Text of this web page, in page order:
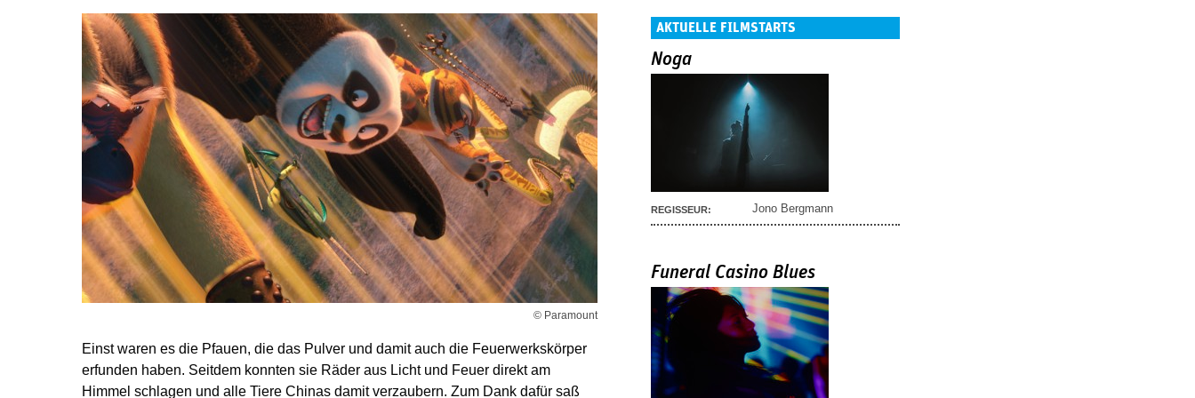
© Paramount
Einst waren es die Pfauen, die das Pulver und damit auch die Feuerwerkskörper
erfunden haben. Seitdem konnten sie Räder aus Licht und Feuer direkt am
Himmel schlagen und alle Tiere Chinas damit verzaubern. Zum Dank dafür saß
AKTUELLE FILMSTARTS
Noga
REGISSEUR: Jono Bergmann
Funeral Casino Blues